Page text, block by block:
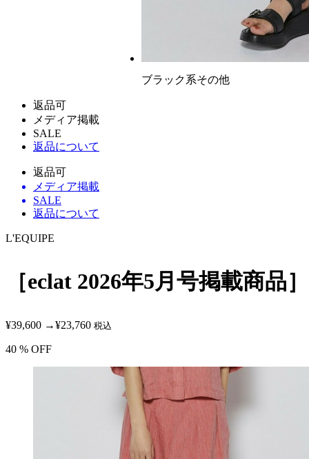
ブラック系その他
返品可
メディア掲載
SALE
返品について
返品可
メディア掲載
SALE
返品について
L'EQUIPE
［eclat 2026年5月号掲載商品
¥39,600 →¥23,760 税込
40 % OFF